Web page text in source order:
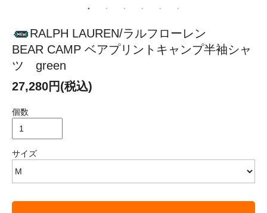
RALPH LAUREN/ラルフローレン
BEAR CAMP ベアプリントキャンプ半袖シャ
ツ green
27,280円(税込)
個数
サイズ